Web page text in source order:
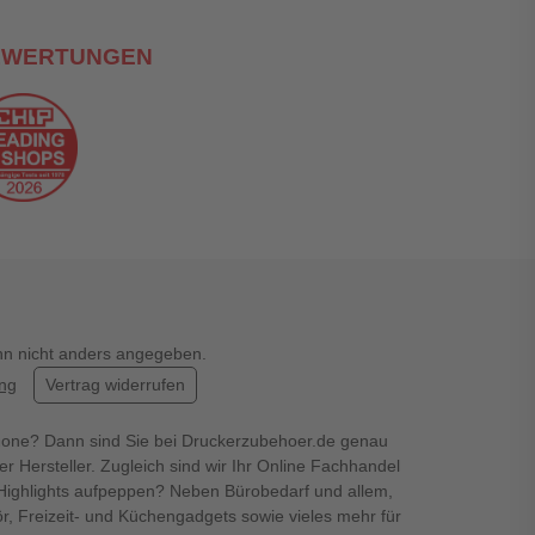
nicht anders angegeben.
Vertrag widerrufen
Dann sind Sie bei Druckerzubehoer.de genau
Hersteller. Zugleich sind wir Ihr Online Fachhandel
aufpeppen? Neben Bürobedarf und allem,
Freizeit- und Küchengadgets sowie vieles mehr für